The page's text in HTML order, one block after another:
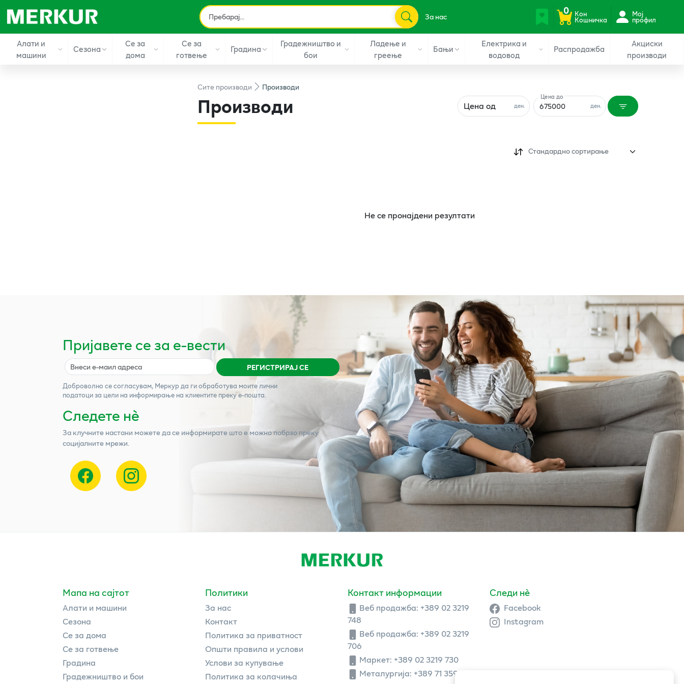
За нас 0 Кон
Кошничка
Мој
профил
Алати и
машини
Сезона
Се за
дома
Се за
готвење
Градина
Градежништво и
бои
Ладење и
греење
Бањи
Електрика и
водовод
Распродажба
Акциски
производи
Ситепроизводи Производи
Производи ден.
Цена од ден.
Цена до
Стандардно сортирање
Не се пронајдени резултати
Пријавете се за е-вести
РЕГИСТРИРАЈ СЕ
Доброволно се согласувам, Меркурда ги обработува моите лични
податоци за цели на информирање на клиентите преку е-пошта.
Следете нѐ
За клучните настани можете да се информирате што е можно побрзо преку
социјалните мрежи.
Мапа на сајтот
Алати и машини
Сезона
Се за дома
Се за готвење
Градина
Градежништво и бои
Политики
За нас
Контакт
Политика за приватност
Општи правила и услови
Услови за купување
Политика за колачиња
Контакт информации
Веб продажба: +389 02 3219
748
Веб продажба: +389 02 3219
706
Маркет: +389 02 3219 730
Металургија: +389 71 359 504
Следи нè
Facebook
Instagram